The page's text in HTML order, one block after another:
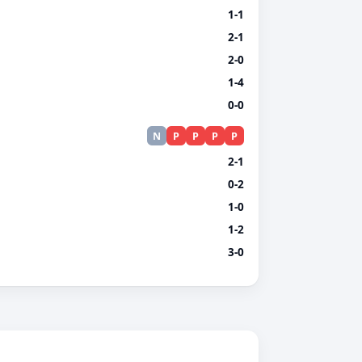
1-1
2-1
2-0
1-4
0-0
N P P P P
2-1
0-2
1-0
1-2
3-0